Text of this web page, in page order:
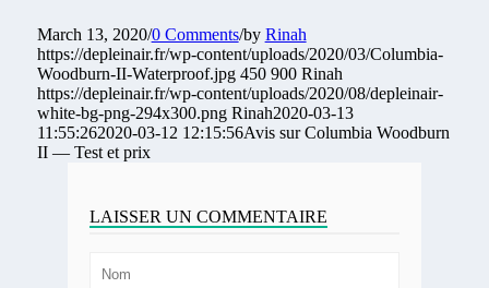
March 13, 2020/0 Comments/by Rinah
https://depleinair.fr/wp-content/uploads/2020/03/Columbia-
Woodburn-II-Waterproof.jpg 450 900 Rinah
https://depleinair.fr/wp-content/uploads/2020/08/depleinair-
white-bg-png-294x300.png Rinah2020-03-13
11:55:262020-03-12 12:15:56Avis sur Columbia Woodburn
II — Test et prix
LAISSER UN COMMENTAIRE